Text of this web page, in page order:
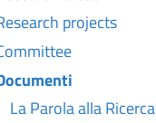
projects
La Parola alla Ricerca